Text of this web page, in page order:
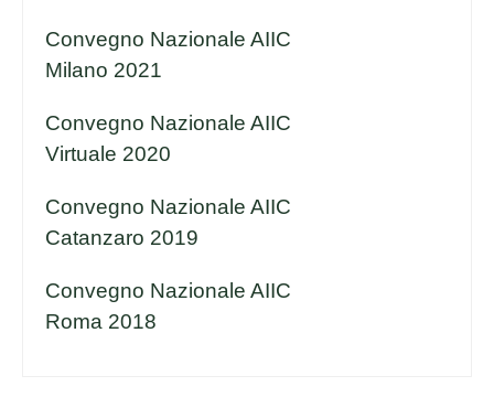
Convegno Nazionale AIIC
Milano 2021
Convegno Nazionale AIIC
Virtuale 2020
Convegno Nazionale AIIC
Catanzaro 2019
Convegno Nazionale AIIC
Roma 2018